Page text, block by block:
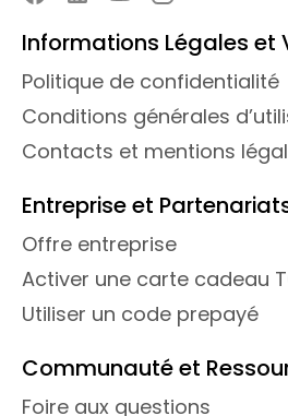
Informations Légales et
Politique de confidentialité
Conditions générales
Contacts et mentions
Entreprise et
Offre entreprise
Activer une carte cadeau
Utiliser un code prepayé
Communauté et
Foire aux questions